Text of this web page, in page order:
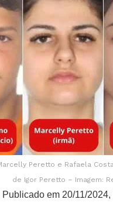
Peretto e Rafaela
de Igor Peretto – Imagem:
Publicado em 20/11/